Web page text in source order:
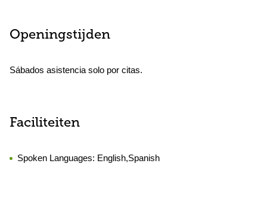
Openingstijden
Sábados asistencia solo por citas.
Faciliteiten
Spoken Languages: English,Spanish